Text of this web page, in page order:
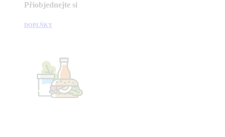
Přiobjednejte si
DOPLŇKY